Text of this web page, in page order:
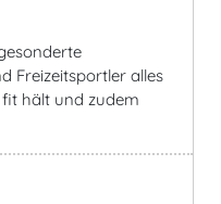
Freizeitsportler alles
hält und zudem